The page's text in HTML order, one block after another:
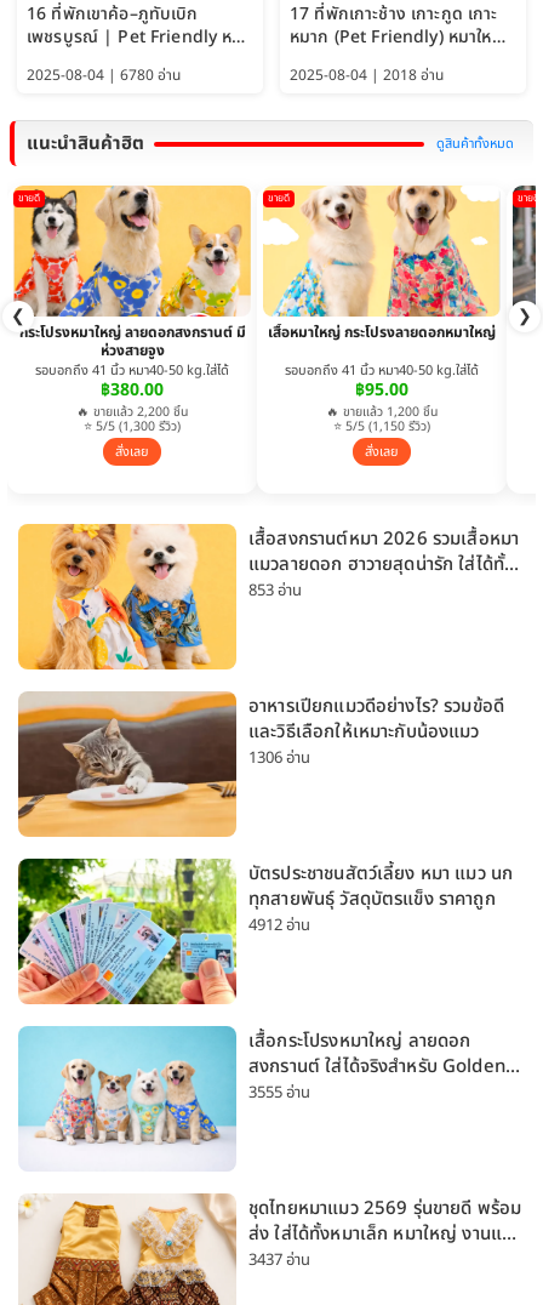
16 ที่พักเขาค้อ–ภูทับเบิก
เพชรบูรณ์ | Pet Friendly หมา
2025-08-04 | 6780 อ่าน
17 ที่พักเกาะช้าง เกาะกูด เกาะ
หมาก (Pet Friendly) หมาใหญ่
2025-08-04 | 2018 อ่าน
แนะนำสินค้าฮิต ดูสินค้าทั้งหมด
❮ ❯
ขายดี
กระโปรงหมาใหญ่ ลายดอกสงกรานต์ มี
ห่วงสายจูง
รอบอกถึง 41 นิ้ว หมา40-50 kg.ใส่ได้
฿380.00
🔥 ขายแล้ว 2,200 ชิ้น
⭐ 5/5 (1,300 รีวิว)
สั่งเลย
ขายดี
เสื้อหมาใหญ่ กระโปรงลายดอกหมาใหญ่
รอบอกถึง 41 นิ้ว หมา40-50 kg.ใส่ได้
฿95.00
🔥 ขายแล้ว 1,200 ชิ้น
⭐ 5/5 (1,150 รีวิว)
สั่งเลย
ขายดี
เสื้อสงกรานต์หมา 2026 รวมเสื้อหมา
แมวลายดอก ฮาวายสุดน่ารัก ใส่ได้ทั้ง
หมาเล็กและหมาใหญ่
853 อ่าน
อาหารเปียกแมวดีอย่างไร? รวมข้อดี
และวิธีเลือกให้เหมาะกับน้องแมว
1306 อ่าน
บัตรประชาชนสัตว์เลี้ยง หมา แมว นก
ทุกสายพันธุ์ วัสดุบัตรแข็ง ราคาถูก
4912 อ่าน
เสื้อกระโปรงหมาใหญ่ ลายดอก
สงกรานต์ ใส่ได้จริงสำหรับ Golden
Husky Labrador [อัปเดต 2026]
3555 อ่าน
ชุดไทยหมาแมว 2569 รุ่นขายดี พร้อม
ส่ง ใส่ได้ทั้งหมาเล็ก หมาใหญ่ งานแต่ง
สงกรานต์ ลอยกระทง
3437 อ่าน